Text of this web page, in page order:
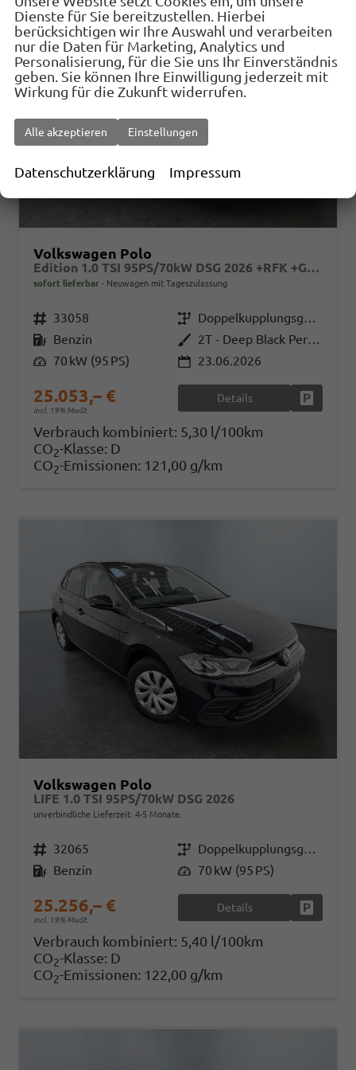
Volkswagen Polo
Edition 1.0 TSI 95PS/70kW DSG 2026 +RFK +Getönte Heckscheiben +TravelAssist +LED
sofort lieferbar Neuwagen mit Tageszulassung
Fahrzeugnr. 33058 Getriebe
Doppelkupplungsgetriebe (DSG)
Kraftstoff Benzin Außenfarbe
2T - Deep Black Perleffekt
Leistung 70 kW (95 PS) 23.06.2026
25.053,– €
incl. 19% MwSt.
Details
Verbrauch kombiniert: 5,30 l/100km
CO2-Klasse: D
CO2-Emissionen: 121,00 g/km
Volkswagen Polo
LIFE 1.0 TSI 95PS/70kW DSG 2026
unverbindliche Lieferzeit: 4-5 Monate.
Fahrzeugnr. 32065 Getriebe
Doppelkupplungsgetriebe (DSG)
Kraftstoff Benzin Leistung 70 kW (95 PS)
25.256,– €
incl. 19% MwSt.
Details
Verbrauch kombiniert: 5,40 l/100km
CO2-Klasse: D
CO2-Emissionen: 122,00 g/km
Dienste für Sie bereitzustellen. Hierbei
berücksichtigen wir Ihre Auswahl und verarbeiten
nur die Daten für Marketing, Analytics und
Personalisierung, für die Sie uns Ihr Einverständnis
geben. Sie können Ihre Einwilligung jederzeit mit
Wirkung für die Zukunft widerrufen.
Alle akzeptieren Einstellungen
Datenschutzerklärung Impressum